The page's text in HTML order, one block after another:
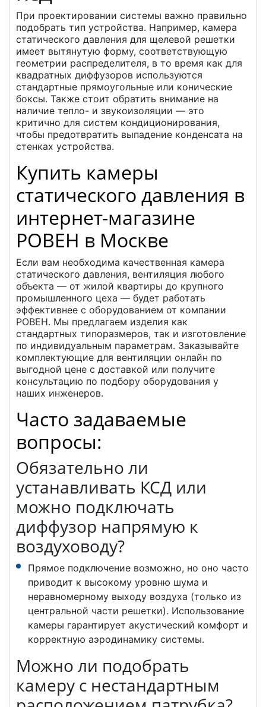
При проектировании системы важно правильно
подобрать тип устройства. Например, камера
статического давления для щелевой решетки
имеет вытянутую форму, соответствующую
геометрии распределителя, в то время как для
квадратных диффузоров используются
стандартные прямоугольные или конические
боксы. Также стоит обратить внимание на
наличие тепло- и звукоизоляции — это
критично для систем кондиционирования,
чтобы предотвратить выпадение конденсата на
стенках устройства.
Купить камеры
статического давления в
интернет-магазине
РОВЕН в Москве
Если вам необходима качественная камера
статического давления, вентиляция любого
объекта — от жилой квартиры до крупного
промышленного цеха — будет работать
эффективнее с оборудованием от компании
РОВЕН. Мы предлагаем изделия как
стандартных типоразмеров, так и изготовление
по индивидуальным параметрам. Заказывайте
комплектующие для вентиляции онлайн по
выгодной цене с доставкой или получите
консультацию по подбору оборудования у
наших инженеров.
Часто задаваемые
вопросы:
Обязательно ли
устанавливать КСД или
можно подключать
диффузор напрямую к
воздуховоду?
Прямое подключение возможно, но оно часто
приводит к высокому уровню шума и
неравномерному выходу воздуха (только из
центральной части решетки). Использование
камеры гарантирует акустический комфорт и
корректную аэродинамику системы.
Можно ли подобрать
камеру с нестандартным